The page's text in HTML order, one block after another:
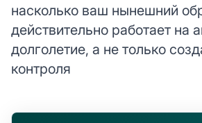
насколько ваш нынешний
действительно работает на
долголетие, а не только
контроля